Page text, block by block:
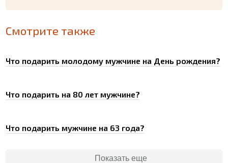
Смотрите также
Что подарить молодому мужчине на День рождения?
Что подарить на 80 лет мужчине?
Что подарить мужчине на 63 года?
Показать еще